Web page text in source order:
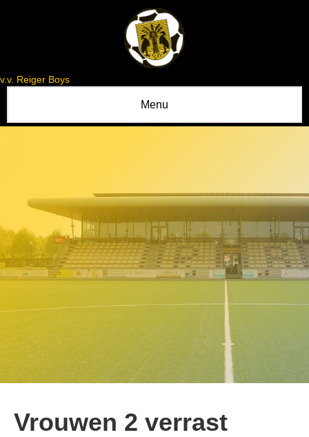
v.v. Reiger Boys
Menu
Vrouwen 2 verrast